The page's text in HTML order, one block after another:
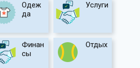
Одеж
да
Услуги
Финан
сы
Отдых